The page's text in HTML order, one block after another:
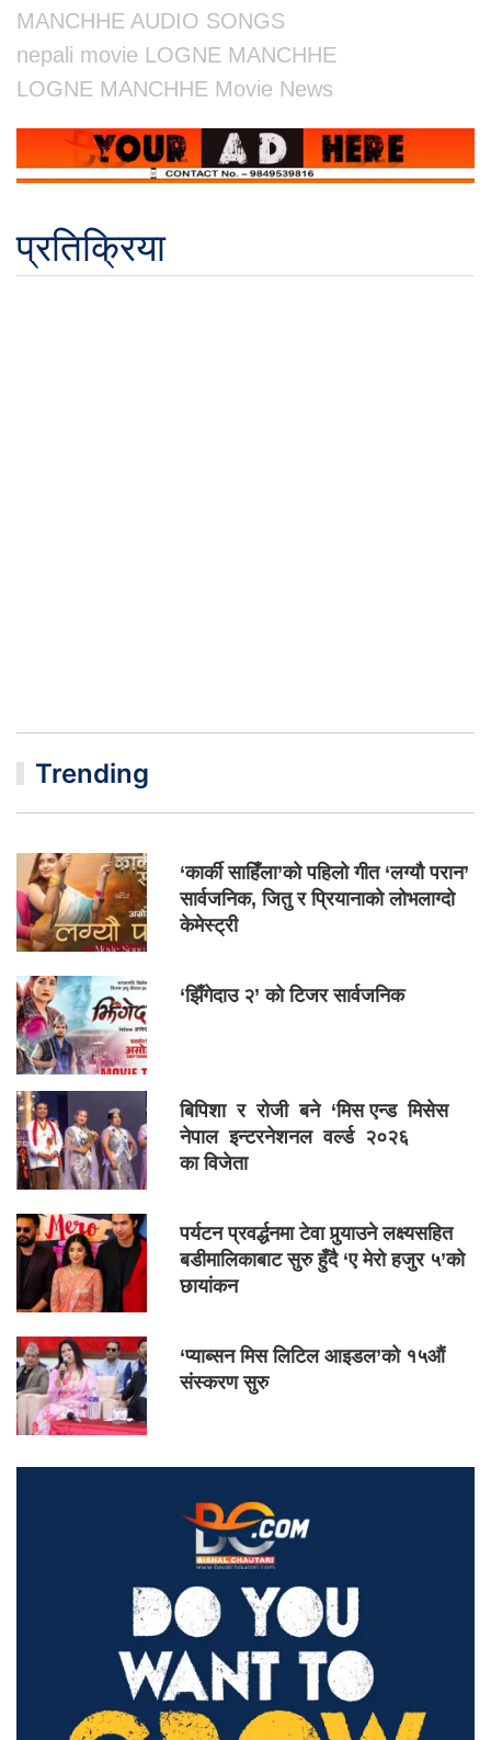
MANCHHE AUDIO SONGS
nepali movie LOGNE MANCHHE
LOGNE MANCHHE Movie News
प्रतिक्रिया
Trending
‘कार्की साहिँला’को पहिलो गीत ‘लग्यौ परान’
सार्वजनिक, जितु र प्रियानाको लोभलाग्दो
केमेस्ट्री
‘झिँगेदाउ २’ को टिजर सार्वजनिक
बिपिशा र रोजी बने ‘मिस एन्ड मिसेस
नेपाल इन्टरनेशनल वर्ल्ड २०२६
का विजेता
पर्यटन प्रवर्द्धनमा टेवा पुर्‍याउने लक्ष्यसहित
बडीमालिकाबाट सुरु हुँदै ‘ए मेरो हजुर ५’को
छायांकन
‘प्याब्सन मिस लिटिल आइडल’को १५औं
संस्करण सुरु